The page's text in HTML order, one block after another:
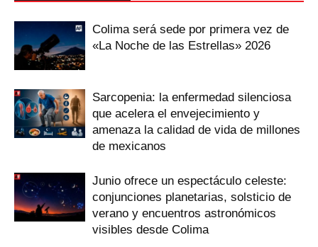
Colima será sede por primera vez de
«La Noche de las Estrellas» 2026
Sarcopenia: la enfermedad silenciosa
que acelera el envejecimiento y
amenaza la calidad de vida de millones
de mexicanos
Junio ofrece un espectáculo celeste:
conjunciones planetarias, solsticio de
verano y encuentros astronómicos
visibles desde Colima